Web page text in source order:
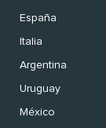
España
Italia
Argentina
Uruguay
México